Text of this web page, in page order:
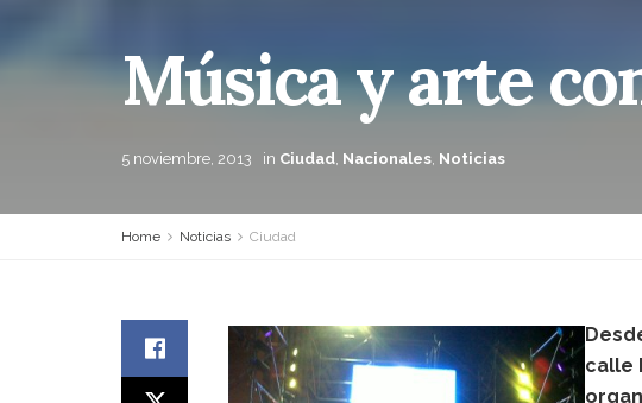
Música y arte
5 noviembre, 2013 in Ciudad, Nacionales, Noticias
Home Noticias Ciudad
calle